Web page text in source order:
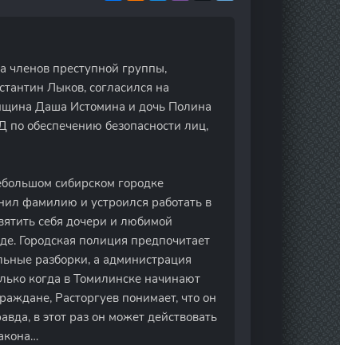
членов преступной группы,
Лыков, согласился на
Даша Истомина и дочь Полина
обеспечению безопасности лиц,
сибирском городке
фамилию и устроился работать в
себя дочери и любимой
Городская полиция предпочитает
разборки, а администрация
когда в Томилинске начинают
Расторгуев понимает, что он
в этот раз он может действовать